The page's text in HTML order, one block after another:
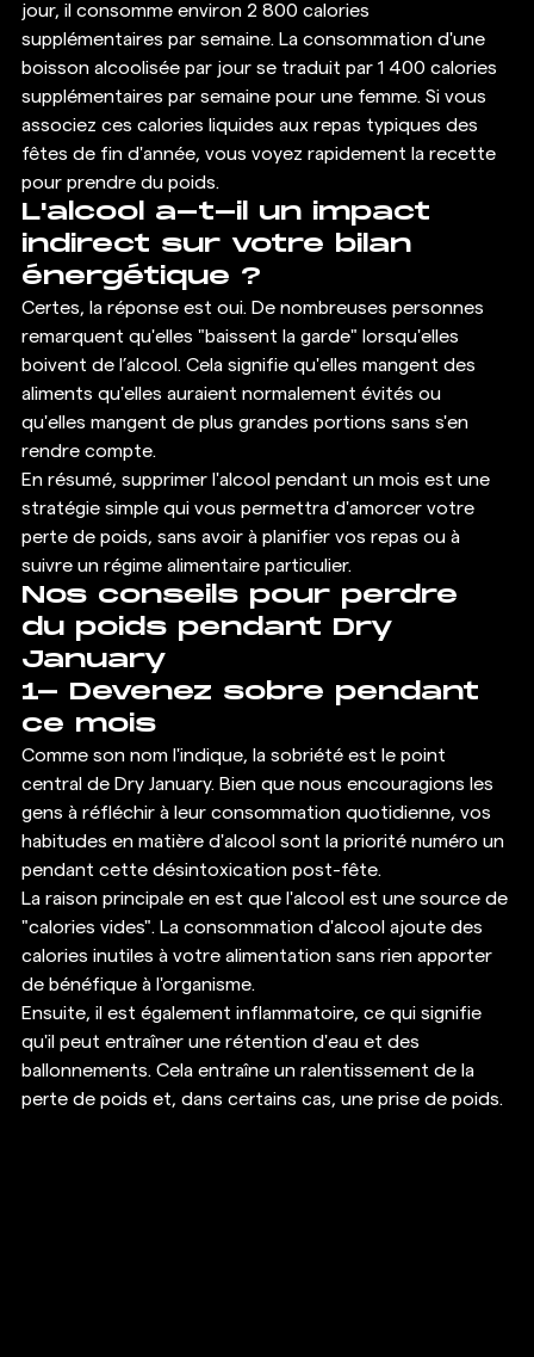
jour, il consomme environ 2 800 calories
supplémentaires par semaine. La consommation d'une
boisson alcoolisée par jour se traduit par 1 400 calories
supplémentaires par semaine pour une femme. Si vous
associez ces calories liquides aux repas typiques des
fêtes de fin d'année, vous voyez rapidement la recette
pour prendre du poids.
L'alcool a-t-il un impact
indirect sur votre bilan
énergétique ?
Certes, la réponse est oui. De nombreuses personnes
remarquent qu'elles "baissent la garde" lorsqu'elles
boivent de l’alcool. Cela signifie qu'elles mangent des
aliments qu'elles auraient normalement évités ou
qu'elles mangent de plus grandes portions sans s'en
rendre compte.
En résumé, supprimer l'alcool pendant un mois est une
stratégie simple qui vous permettra d'amorcer votre
perte de poids, sans avoir à planifier vos repas ou à
suivre un régime alimentaire particulier.
Nos conseils pour perdre
du poids pendant Dry
January
1- Devenez sobre pendant
ce mois
Comme son nom l'indique, la sobriété est le point
central de Dry January. Bien que nous encouragions les
gens à réfléchir à leur consommation quotidienne, vos
habitudes en matière d'alcool sont la priorité numéro un
pendant cette désintoxication post-fête.
La raison principale en est que l'alcool est une source de
"calories vides". La consommation d'alcool ajoute des
calories inutiles à votre alimentation sans rien apporter
de bénéfique à l'organisme.
Ensuite, il est également inflammatoire, ce qui signifie
qu'il peut entraîner une rétention d'eau et des
ballonnements. Cela entraîne un ralentissement de la
perte de poids et, dans certains cas, une prise de poids.